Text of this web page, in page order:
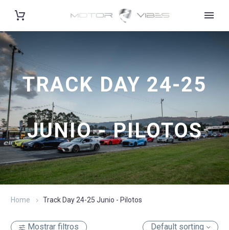
TRACK DAY 24-25
JUNIO - PILOTOS
Home Track Day 24-25 Junio - Pilotos
Mostrar filtros
Default sorting